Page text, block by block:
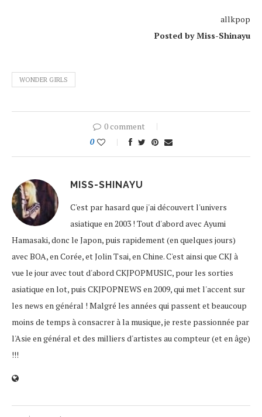
allkpop
Posted by Miss-Shinayu
WONDER GIRLS
0 comment
0
MISS-SHINAYU
C'est par hasard que j'ai découvert l'univers
asiatique en 2003 ! Tout d'abord avec Ayumi
Hamasaki, donc le Japon, puis rapidement (en quelques jours)
avec BOA, en Corée, et Jolin Tsai, en Chine. C'est ainsi que CKJ à
vue le jour avec tout d'abord CKJPOPMUSIC, pour les sorties
asiatique en lot, puis CKJPOPNEWS en 2009, qui met l'accent sur
les news en général ! Malgré les années qui passent et beaucoup
moins de temps à consacrer à la musique, je reste passionnée par
l'Asie en général et des milliers d'artistes au compteur (et en âge)
!!!